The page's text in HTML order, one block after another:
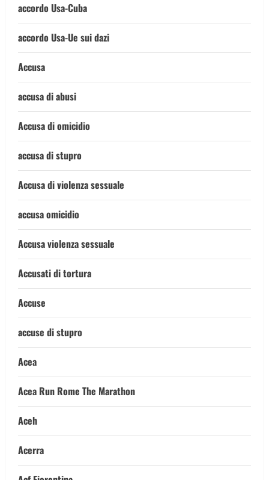
accordo Usa-Cuba
accordo Usa-Ue sui dazi
Accusa
accusa di abusi
Accusa di omicidio
accusa di stupro
Accusa di violenza sessuale
accusa omicidio
Accusa violenza sessuale
Accusati di tortura
Accuse
accuse di stupro
Acea
Acea Run Rome The Marathon
Aceh
Acerra